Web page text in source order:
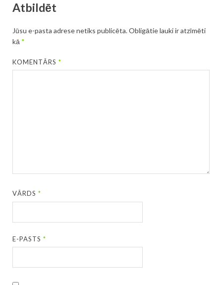
Atbildēt
Jūsu e-pasta adrese netiks publicēta.Obligātie lauki ir atzīmēti
kā *
KOMENTĀRS*
VĀRDS*
E-PASTS*